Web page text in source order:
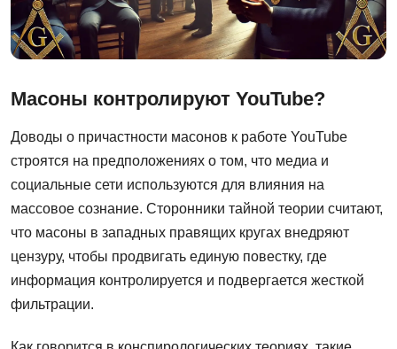
Масоны контролируют YouTube?
Доводы о причастности масонов к работе YouTube
строятся на предположениях о том, что медиа и
социальные сети используются для влияния на
массовое сознание. Сторонники тайной теории считают,
что масоны в западных правящих кругах внедряют
цензуру, чтобы продвигать единую повестку, где
информация контролируется и подвергается жесткой
фильтрации.